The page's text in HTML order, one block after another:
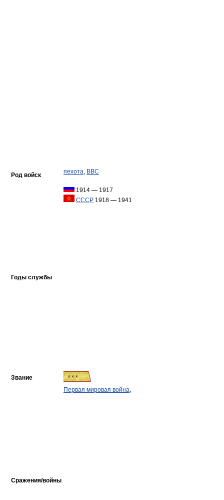
Род войск пехота, ВВС
Годы службы
1914 — 1917
СССР 1918 — 1941
Звание
Сражения/войны
Первая мировая война,